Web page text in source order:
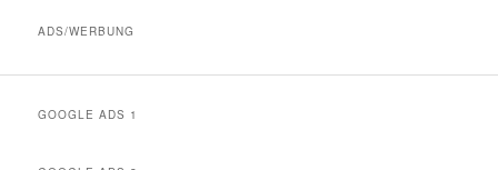
ADS/WERBUNG
GOOGLE ADS 1